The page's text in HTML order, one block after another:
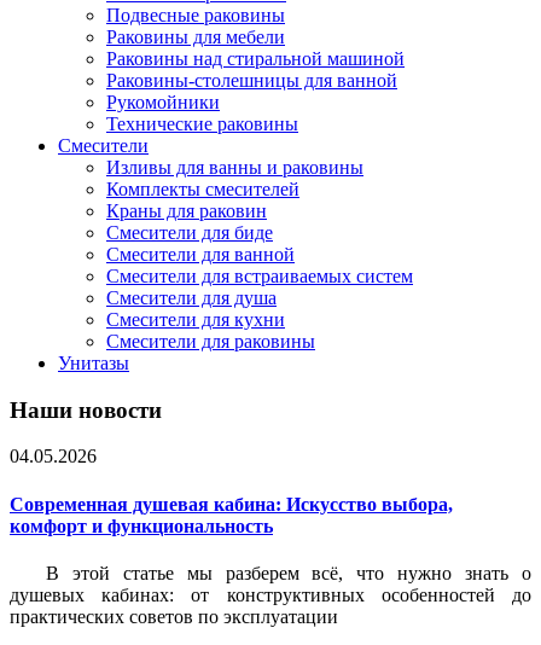
Подвесные раковины
Раковины для мебели
Раковины над стиральной машиной
Раковины-столешницы для ванной
Рукомойники
Технические раковины
Смесители
Изливы для ванны и раковины
Комплекты смесителей
Краны для раковин
Смесители для биде
Смесители для ванной
Смесители для встраиваемых систем
Смесители для душа
Смесители для кухни
Смесители для раковины
Унитазы
Наши новости
04.05.2026
Современная душевая кабина: Искусство выбора,
комфорт и функциональность
В этой статье мы разберем всё, что нужно знать о
душевых кабинах: от конструктивных особенностей до
практических советов по эксплуатации